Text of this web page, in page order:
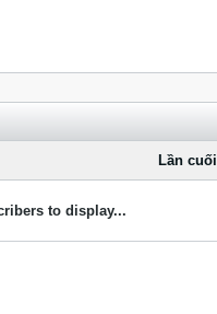
Lần cuối
to display...